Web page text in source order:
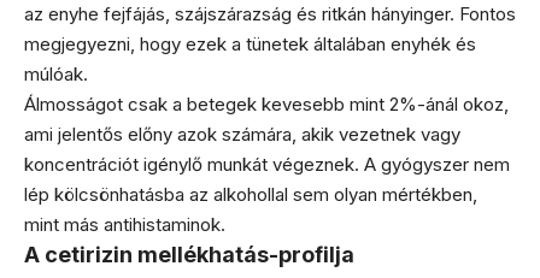
az enyhe fejfájás, szájszárazság és ritkán hányinger. Fontos
megjegyezni, hogy ezek a tünetek általában enyhék és
múlóak.
Álmosságot csak a betegek kevesebb mint 2%-ánál okoz,
ami jelentős előny azok számára, akik vezetnek vagy
koncentrációt igénylő munkát végeznek. A gyógyszer nem
lép kölcsönhatásba az alkohollal sem olyan mértékben,
mint más antihistaminok.
A cetirizin mellékhatás-profilja